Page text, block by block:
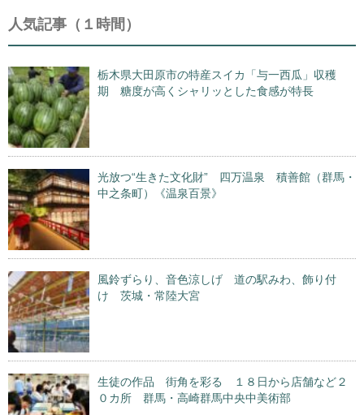
人気記事（１時間）
栃木県大田原市の特産スイカ「与一西瓜」収穫
期 糖度が高くシャリッとした食感が特長
光放つ“生きた文化財” 四万温泉 積善館（群馬・
中之条町）《温泉百景》
風鈴ずらり、音色涼しげ 道の駅みわ、飾り付
け 茨城・常陸大宮
生徒の作品 街角を彩る １８日から店舗など２
０カ所 群馬・高崎群馬中央中美術部